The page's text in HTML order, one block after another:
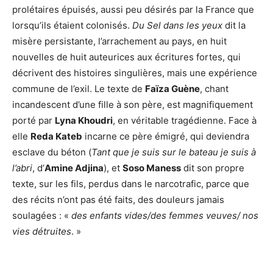
prolétaires épuisés, aussi peu désirés par la France que
lorsqu’ils étaient colonisés. Du Sel dans les yeux dit la
misère persistante, l’arrachement au pays, en huit
nouvelles de huit auteurices aux écritures fortes, qui
décrivent des histoires singulières, mais une expérience
commune de l’exil. Le texte de Faïza Guène, chant
incandescent d’une fille à son père, est magnifiquement
porté par Lyna Khoudri, en véritable tragédienne. Face à
elle Reda Kateb incarne ce père émigré, qui deviendra
esclave du béton (Tant que je suis sur le bateau je suis à
l’abri, d’Amine Adjina), et Soso Maness dit son propre
texte, sur les fils, perdus dans le narcotrafic, parce que
des récits n’ont pas été faits, des douleurs jamais
soulagées : « des enfants vides/des femmes veuves/ nos
vies détruites. »